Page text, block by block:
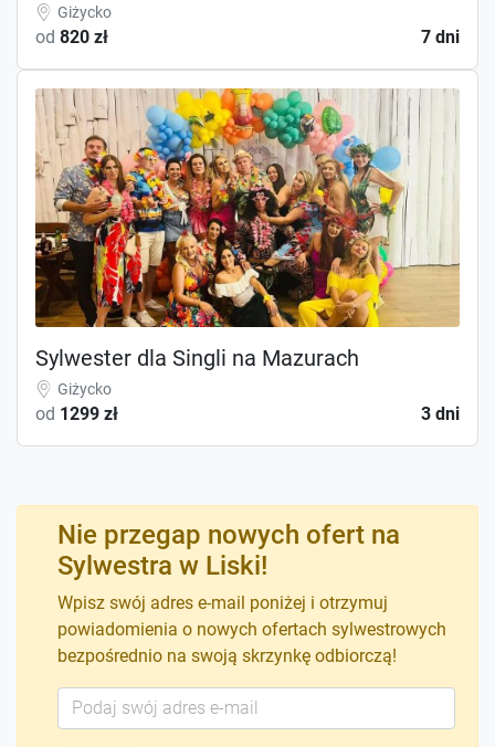
Giżycko
od 820 zł 7 dni
Sylwester dla Singli na Mazurach
Giżycko
od 1299 zł 3 dni
Nie przegap nowych ofert na
Sylwestra w Liski!
Wpisz swój adres e-mail poniżej i otrzymuj
powiadomienia o nowych ofertach sylwestrowych
bezpośrednio na swoją skrzynkę odbiorczą!